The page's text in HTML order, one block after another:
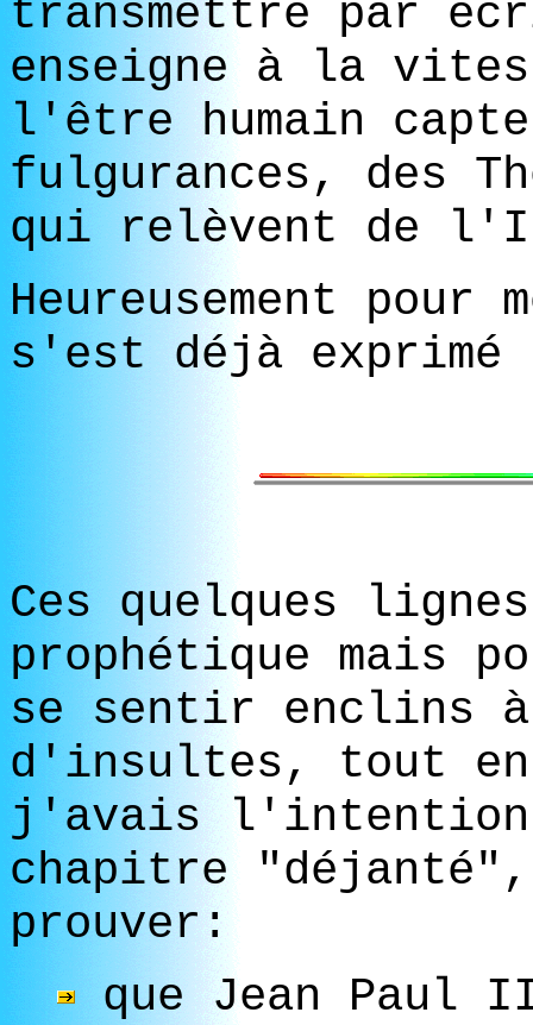
transmettre par
enseigne à la
l'être humain
fulgurances, des
qui relèvent de
Heureusement
s'est déjà
Ces quelques
prophétique mais
se sentir enclins à
d'insultes, tout
j'avais l'intention
chapitre "déjanté",
prouver:
que Jean Paul